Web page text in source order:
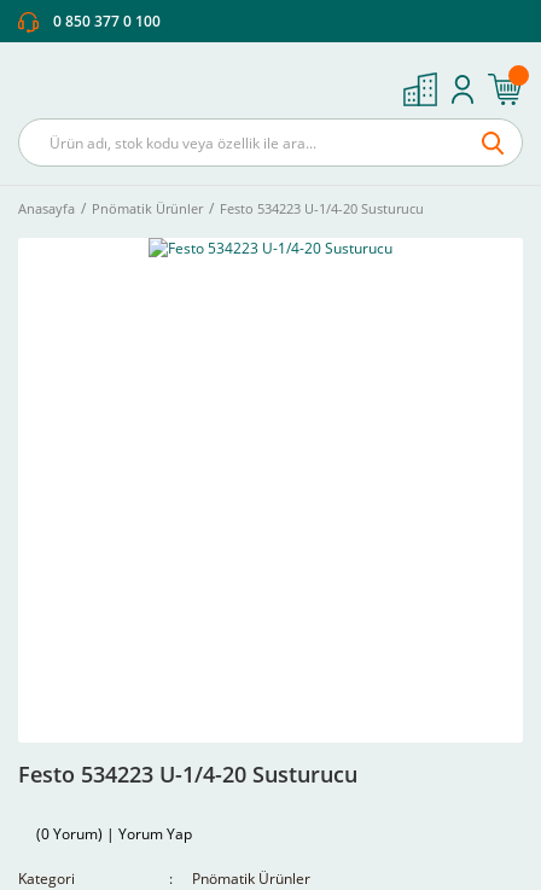
0 850 377 0 100
Anasayfa Pnömatik Ürünler Festo 534223 U-1/4-20 Susturucu
Festo 534223 U-1/4-20 Susturucu
(0 Yorum) | Yorum Yap
Kategori
Pnömatik Ürünler